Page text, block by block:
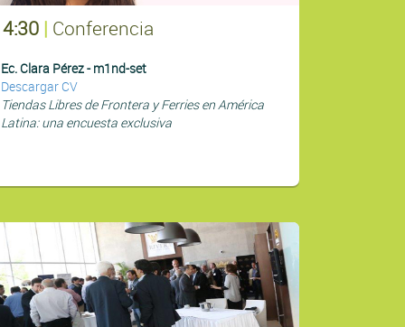
| Conferencia
Ec. Clara Pérez - m1nd-set
Descargar CV
Tiendas Libres de Frontera y Ferries en América
Latina: una encuesta exclusiva